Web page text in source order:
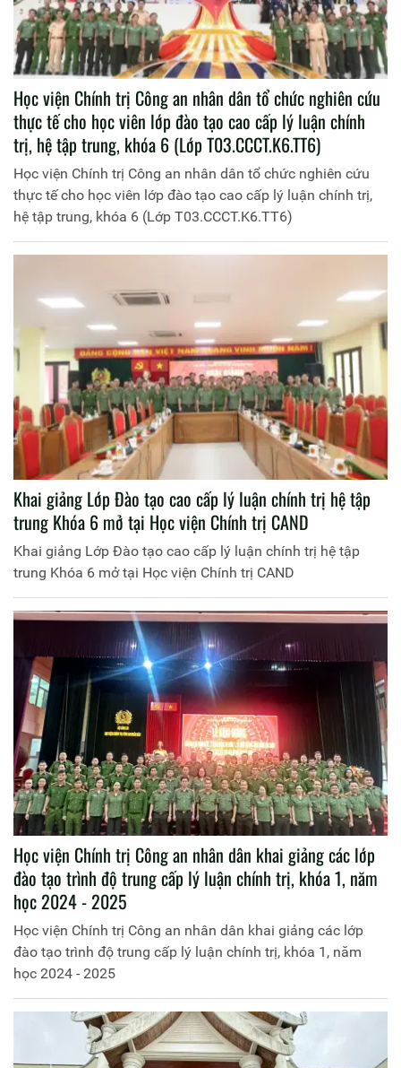
Học viện Chính trị Công an nhân dân tổ chức nghiên cứu
thực tế cho học viên lớp đào tạo cao cấp lý luận chính
trị, hệ tập trung, khóa 6 (Lớp T03.CCCT.K6.TT6)
Học viện Chính trị Công an nhân dân tổ chức nghiên cứu
thực tế cho học viên lớp đào tạo cao cấp lý luận chính trị,
hệ tập trung, khóa 6 (Lớp T03.CCCT.K6.TT6)
Khai giảng Lớp Đào tạo cao cấp lý luận chính trị hệ tập
trung Khóa 6 mở tại Học viện Chính trị CAND
Khai giảng Lớp Đào tạo cao cấp lý luận chính trị hệ tập
trung Khóa 6 mở tại Học viện Chính trị CAND
Học viện Chính trị Công an nhân dân khai giảng các lớp
đào tạo trình độ trung cấp lý luận chính trị, khóa 1, năm
học 2024 - 2025
Học viện Chính trị Công an nhân dân khai giảng các lớp
đào tạo trình độ trung cấp lý luận chính trị, khóa 1, năm
học 2024 - 2025